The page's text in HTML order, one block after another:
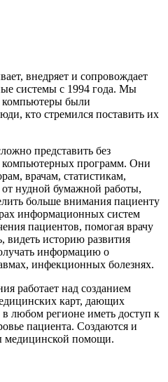
внедряет и сопровождает
системы с 1994 года. Мы
компьютеры были
кто стремился поставить их
представить без
программ. Они
врачам, статистикам,
нудной бумажной работы,
больше внимания пациенту
информационных систем
пациентов, помогая врачу
видеть историю развития
информацию о
инфекционных болезнях.
работает над созданием
карт, дающих
любом регионе иметь доступ к
пациента. Создаются и
медицинской помощи.